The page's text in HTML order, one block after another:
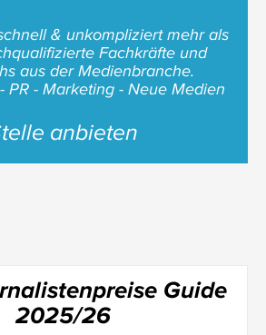
& unkompliziert mehr als
Fachkräfte und
aus der Medienbranche.
PR - Marketing - Neue Medien
anbieten
Guide
2025/26